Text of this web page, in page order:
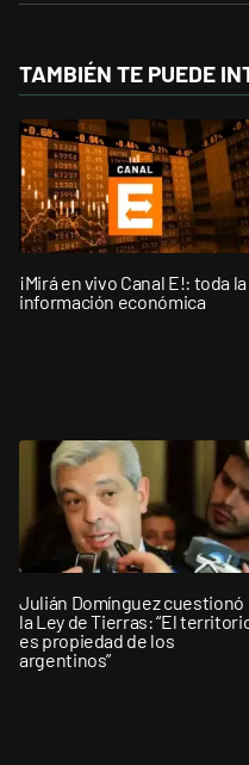
TAMBIÉN TE PUEDE
¡Mirá en vivo Canal E!: toda la
información económica
Julián Domínguez cuestionó
la Ley de Tierras: “El
es propiedad de los
argentinos”